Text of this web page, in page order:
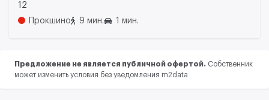
12
Прокшино
9 мин. 1 мин.
Предложение не является публичной офертой. Собственник
может изменить условия без уведомления m2data